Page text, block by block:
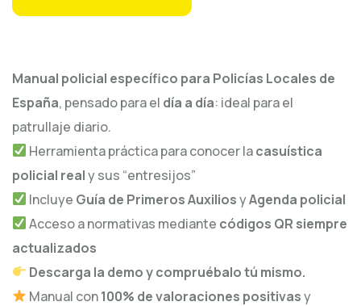
Manual policial específico para Policías Locales de
España, pensado para el día a día: ideal para el
patrullaje diario.
Herramienta práctica para conocer lacasuística
policial realy sus “entresijos”
Incluye Guía de Primeros AuxiliosyAgenda policial
Acceso a normativas mediante códigos QR siempre
actualizados
Descarga la demo y compruébalo tú mismo.
Manual con100% de valoraciones positivasy